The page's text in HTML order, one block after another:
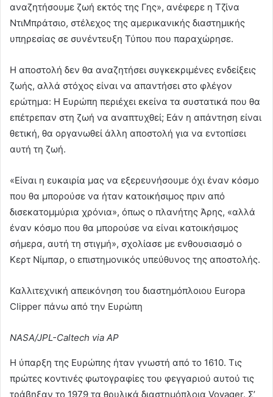
αναζητήσουμε ζωή εκτός της Γης», ανέφερε η Τζίνα
ΝτιΜπράτσιο, στέλεχος της αμερικανικής διαστημικής
υπηρεσίας σε συνέντευξη Τύπου που παραχώρησε.
Η αποστολή δεν θα αναζητήσει συγκεκριμένες ενδείξεις
ζωής, αλλά στόχος είναι να απαντήσει στο φλέγον
ερώτημα: Η Ευρώπη περιέχει εκείνα τα συστατικά που θα
επέτρεπαν στη ζωή να αναπτυχθεί; Εάν η απάντηση είναι
θετική, θα οργανωθεί άλλη αποστολή για να εντοπίσει
αυτή τη ζωή.
«Είναι η ευκαιρία μας να εξερευνήσουμε όχι έναν κόσμο
που θα μπορούσε να ήταν κατοικήσιμος πριν από
δισεκατομμύρια χρόνια», όπως ο πλανήτης Άρης, «αλλά
έναν κόσμο που θα μπορούσε να είναι κατοικήσιμος
σήμερα, αυτή τη στιγμή», σχολίασε με ενθουσιασμό ο
Κερτ Νίμπαρ, ο επιστημονικός υπεύθυνος της αποστολής.
Καλλιτεχνική απεικόνηση του διαστημόπλοιου Europa
Clipper πάνω από την Ευρώπη
NASA/JPL-Caltech via AP
Η ύπαρξη της Ευρώπης ήταν γνωστή από το 1610. Τις
πρώτες κοντινές φωτογραφίες του φεγγαριού αυτού τις
τράβηξαν το 1979 τα θρυλικά διαστημόπλοια Voyager. Σ’